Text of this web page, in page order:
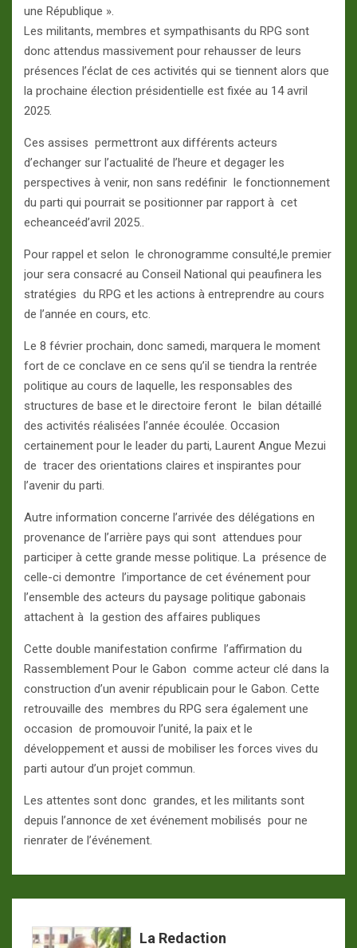
une République ».
Les militants, membres et sympathisants du RPG sont
donc attendus massivement pour rehausser de leurs
présences l’éclat de ces activités qui se tiennent alors que
la prochaine élection présidentielle est fixée au 14 avril
2025.
Ces assises permettront aux différents acteurs
d’echanger sur l’actualité de l’heure et degager les
perspectives à venir, non sans redéfinir le fonctionnement
du parti qui pourrait se positionner par rapport à cet
echeanceéd’avril 2025..
Pour rappel et selon le chronogramme consulté,le premier
jour sera consacré au Conseil National qui peaufinera les
stratégies du RPG et les actions à entreprendre au cours
de l’année en cours, etc.
Le 8 février prochain, donc samedi, marquera le moment
fort de ce conclave en ce sens qu’il se tiendra la rentrée
politique au cours de laquelle, les responsables des
structures de base et le directoire feront le bilan détaillé
des activités réalisées l’année écoulée. Occasion
certainement pour le leader du parti, Laurent Angue Mezui
de tracer des orientations claires et inspirantes pour
l’avenir du parti.
Autre information concerne l’arrivée des délégations en
provenance de l’arrière pays qui sont attendues pour
participer à cette grande messe politique. La présence de
celle-ci demontre l’importance de cet événement pour
l’ensemble des acteurs du paysage politique gabonais
attachent à la gestion des affaires publiques
Cette double manifestation confirme l’affirmation du
Rassemblement Pour le Gabon comme acteur clé dans la
construction d’un avenir républicain pour le Gabon. Cette
retrouvaille des membres du RPG sera également une
occasion de promouvoir l’unité, la paix et le
développement et aussi de mobiliser les forces vives du
parti autour d’un projet commun.
Les attentes sont donc grandes, et les militants sont
depuis l’annonce de xet événement mobilisés pour ne
rienrater de l’événement.
La Redaction